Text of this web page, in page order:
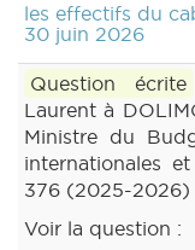
les effectifs du
30 juin 2026
Question écrite
Laurent à
Ministre du
internationales
376 (2025-2026)
Voir la question :